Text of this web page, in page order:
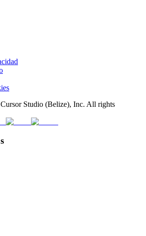
Studio (Belize), Inc. All rights